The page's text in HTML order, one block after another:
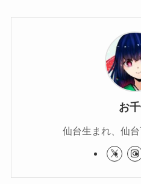
お
仙台生まれ、仙